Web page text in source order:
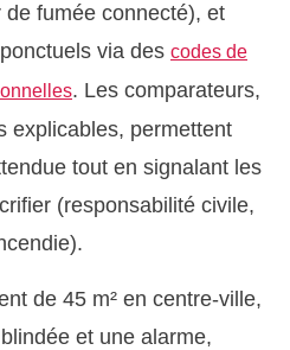
fumée connecté), et
via des codes de
. Les comparateurs,
explicables, permettent
tout en signalant les
(responsabilité civile,
de 45 m² en centre-ville,
et une alarme,